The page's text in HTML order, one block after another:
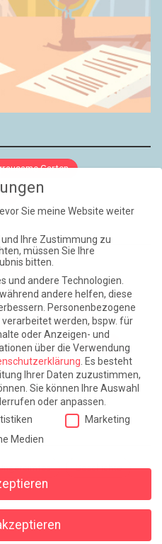
Garten
ELF
Europa im Kopf
In der Blase
Trinken. Träumen. Trösten.
WACHS!
Geschichte
Sie meine Website weiter
Ihre Zustimmung zu
müssen Sie Ihre
bitten.
und andere Technologien.
andere helfen, diese
Personenbezogene
werden, bspw. für
oder Anzeigen- und
über die Verwendung
Es besteht
Ihrer Daten zuzustimmen,
Sie können Ihre Auswahl
oder anpassen.
Marketing
Medien